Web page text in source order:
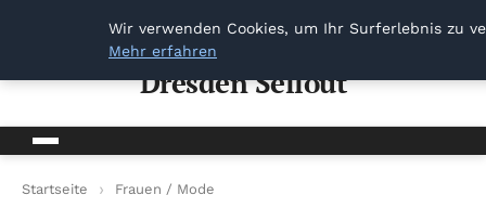
Dresden Sellout
Dresden Sellout
Startseite
Frauen / Mode
Wir verwenden Cookies, um Ihr Surferlebnis zu
Mehr erfahren